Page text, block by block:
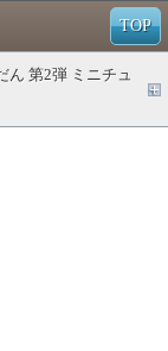
TOP
ん 第2弾 ミニチュ